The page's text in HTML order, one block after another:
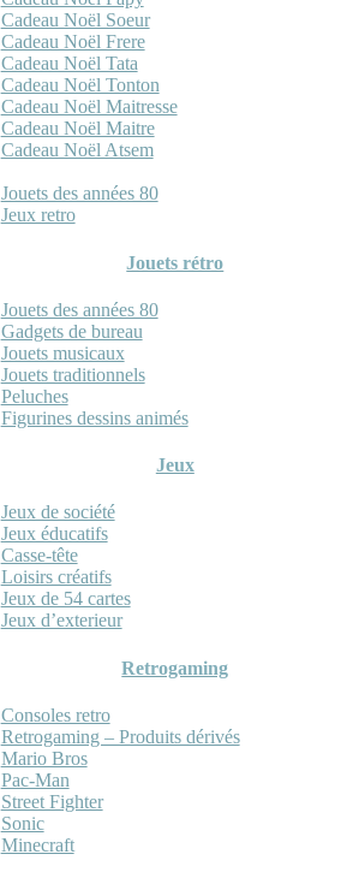
Cadeau Noël Soeur
Cadeau Noël Frere
Cadeau Noël Tata
Cadeau Noël Tonton
Cadeau Noël Maitresse
Cadeau Noël Maitre
Cadeau Noël Atsem
Jouets des années 80
Jeux retro
Jouets rétro
Jouets des années 80
Gadgets de bureau
Jouets musicaux
Jouets traditionnels
Peluches
Figurines dessins animés
Jeux
Jeux de société
Jeux éducatifs
Casse-tête
Loisirs créatifs
Jeux de 54 cartes
Jeux d’exterieur
Retrogaming
Consoles retro
Retrogaming – Produits dérivés
Mario Bros
Pac-Man
Street Fighter
Sonic
Minecraft